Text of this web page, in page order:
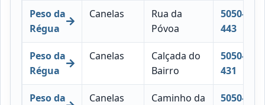
Peso da
Régua
Canelas
Rua da
Póvoa
5050-
443
Peso da
Régua
Canelas
Calçada do
Bairro
5050-
431
Peso da
Canelas
Caminho da
5050-